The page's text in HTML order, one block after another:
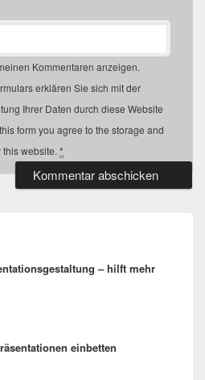
Kommentaren anzeigen.
erklären Sie sich mit der
Ihrer Daten durch diese Website
form you agree to the storage and
website. *
– hilft mehr
einbetten